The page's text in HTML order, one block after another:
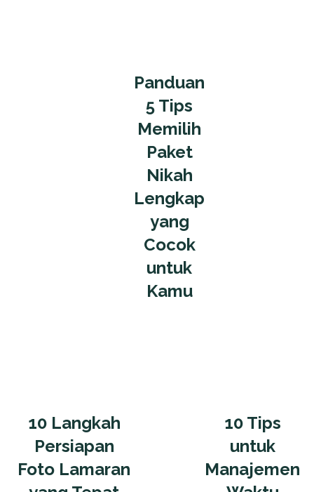
10 Langkah
Persiapan
Foto Lamaran
Panduan
5 Tips
Memilih
Paket
Nikah
Lengkap
yang
Cocok
untuk
Kamu
10 Tips
untuk
Manajemen